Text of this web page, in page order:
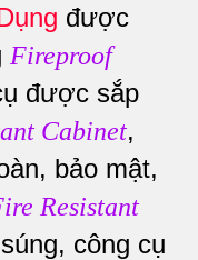
được
Fireproof
được sắp
Cabinet,
bảo mật,
Resistant
công cụ